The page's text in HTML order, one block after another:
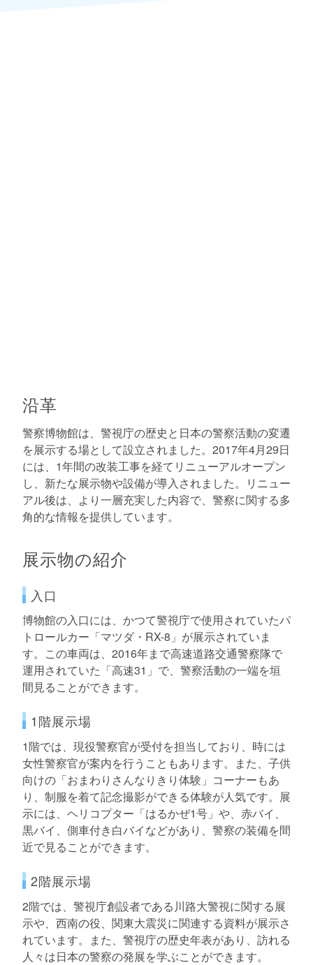
沿革
警察博物館は、警視庁の歴史と日本の警察活動の変遷
を展示する場として設立されました。2017年4月29日
には、1年間の改装工事を経てリニューアルオープン
し、新たな展示物や設備が導入されました。リニュー
アル後は、より一層充実した内容で、警察に関する多
角的な情報を提供しています。
展示物の紹介
入口
博物館の入口には、かつて警視庁で使用されていたパ
トロールカー「マツダ・RX-8」が展示されていま
す。この車両は、2016年まで高速道路交通警察隊で
運用されていた「高速31」で、警察活動の一端を垣
間見ることができます。
1階展示場
1階では、現役警察官が受付を担当しており、時には
女性警察官が案内を行うこともあります。また、子供
向けの「おまわりさんなりきり体験」コーナーもあ
り、制服を着て記念撮影ができる体験が人気です。展
示には、ヘリコプター「はるかぜ1号」や、赤バイ、
黒バイ、側車付き白バイなどがあり、警察の装備を間
近で見ることができます。
2階展示場
2階では、警視庁創設者である川路大警視に関する展
示や、西南の役、関東大震災に関連する資料が展示さ
れています。また、警視庁の歴史年表があり、訪れる
人々は日本の警察の発展を学ぶことができます。